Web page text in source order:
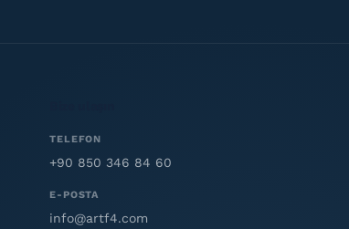
TELEFON
+90 850 346 84 60
E-POSTA
info@artf4.com